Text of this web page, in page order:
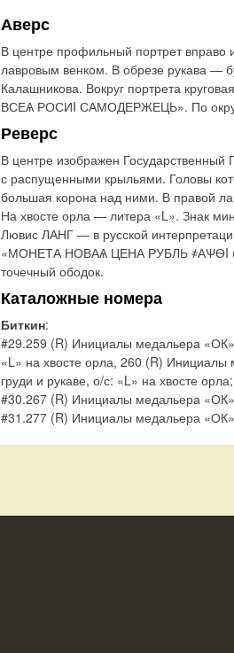
Аверс
В центре профильный портрет вправо
лавровым венком. В обрезе рукава —
Калашникова. Вокруг портрета
ВСЕѦ РОСИI САМОДЕРЖЕЦЬ». По
Реверс
В центре изображен
с распущенными крыльями. Головы
большая корона над ними. В правой
На хвосте орла — литера «L». Знак
Лювис ЛАНГ — в русской
«МОНЕТА НОВАѦ ЦЕНА РУБЛЬ ҂АѰѲI
точечный ободок.
Каталожные номера
Биткин:
#29.259 (R) Инициалы медальера
«L» на хвосте орла, 260 (R) Инициалы
груди и рукаве, о/с: «L» на хвосте орла;
#30.267 (R) Инициалы медальера
#31.277 (R) Инициалы медальера